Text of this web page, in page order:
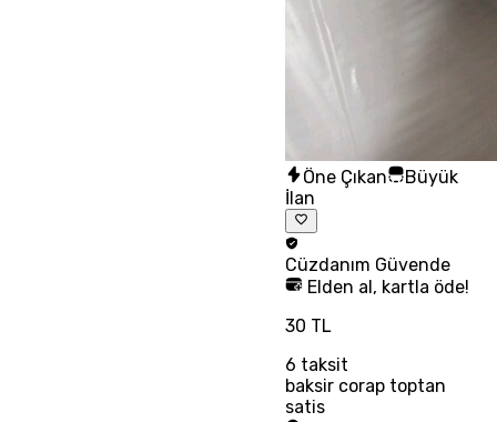
Öne Çıkan
Büyük
İlan
Cüzdanım Güvende
Elden al, kartla öde!
30 TL
6 taksit
baksir corap toptan
satis